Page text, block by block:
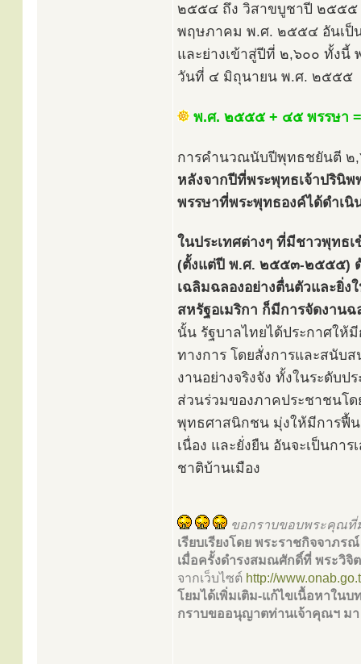
๒๕๕๔ ถึง วิสาขบูชาปี ๒๕๕๕
พฤษภาคม พ.ศ. ๒๕๕๔ อันเป็
และย่างเข้าสู่ปีที่ ๒,๖๐๐ ทั้งนี้
วันที่ ๔ มิถุนายน พ.ศ. ๒๕๕๕
พ.ศ. ๒๕๕๕ + ๔๕ พรรษา
การคำนวณนับปีพุทธชยันตี ๒,
หลังจากปีที่พระพุทธเจ้าปรินิ
พรรษาที่พระพุทธองค์ได้ดำเ
ในประเทศต่างๆ ที่มีชาวพุทธ
(ตั้งแต่ปี พ.ศ. ๒๕๕๓-๒๕๕๕) ดั
เฉลิมฉลองอย่างตื่นตัวและยิ่
สหรัฐอเมริกา ก็มีการจัดงาน
นั้น รัฐบาลไทยได้ประกาศใ
ทางการ โดยสั่งการและสนับ
งานอย่างจริงจัง ทั้งในระดับ
ส่วนร่วมของภาคประชาชนโ
พุทธศาสนิกชน มุ่งให้มีการฟื้น
เนื่อง และยั่งยืน อันจะเป็นกา
ชาติบ้านเมือง
ขอกราบขอบพระคุณที่
เรียบเรียงโดย พระราชกิจจาภ
เมื่อครั้งดำรงสมณศักดิ์ที่ พระวิจิ
จากเว็บไซต์ http://
โยมได้เพิ่มเติม-แก้ไขเนื้อหาในบ
กราบขออนุญาตท่านเจ้าคุณฯ ม